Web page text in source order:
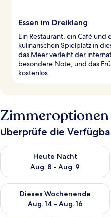
Essen im Dreiklang
Ein Restaurant, ein Café und
kulinarischen Spielplatz in
das Meer verleiht der
besondere Note, und das
kostenlos.
Zimmeroptionen
Überprüfe die
Heute Nacht
Aug. 8 - Aug. 9
Überprüfe die Verfügbarkeit
Dieses Wochenende
Aug. 14 - Aug. 16
Überprüfe die Verfügbarkeit